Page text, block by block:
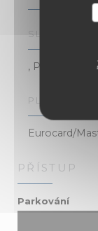
SLUŽBY
, Private Hire
PLATEBNÍ
Eurocard/
PŘÍSTUP
Parkování